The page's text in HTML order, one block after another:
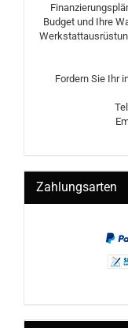
Budget und Ihre
Fordern Sie Ihr
Zahlungsarten